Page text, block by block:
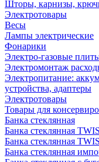
Шторы, карнизы,
Электротовары
Весы
Лампы электрические
Фонарики
Электро-газовые
Электромонтаж
Электропитание:
устройства, адаптеры
Электротовары
Товары для
Банка стеклянная
Банка стеклянная
Банка стеклянная
Банка стеклянная